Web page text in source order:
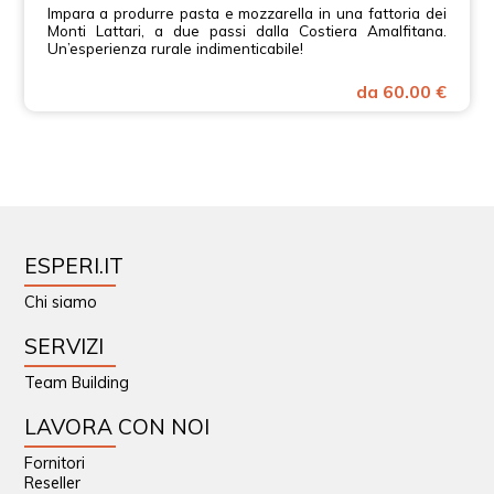
Impara a produrre pasta e mozzarella in una fattoria dei
Monti Lattari, a due passi dalla Costiera Amalfitana.
Un’esperienza rurale indimenticabile!
da 60.00 €
ESPERI.IT
Chi siamo
SERVIZI
Team Building
LAVORA CON NOI
Fornitori
Reseller